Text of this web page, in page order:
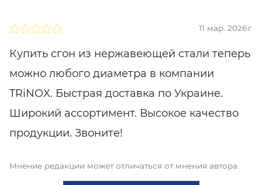
11 мар. 2026 г.
Купить сгон из нержавеющей стали теперь
можно любого диаметра в компании
TRiNOX. Быстрая доставка по Украине.
Широкий ассортимент. Высокое качество
продукции. Звоните!
Мнение редакции может отличаться от мнения автора.